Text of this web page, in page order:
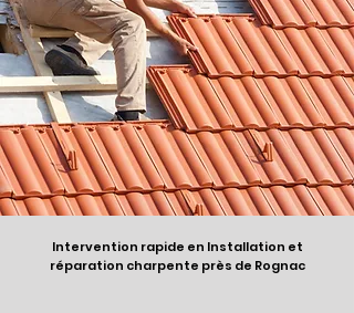
Intervention rapide en Installation et
réparation charpente près de Rognac